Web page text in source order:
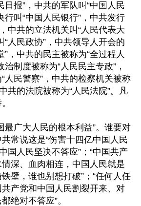
日报”，中共的军队叫“中国人民
行叫“中国人民银行”，中共发行
中共的立法机关叫“人民代表大
“人民政协”，中共领导人开会的
”，中共的民主被称为“全过程人
治制度被称为“人民民主专政”，
人民警察”，中共的检察机关被称
共的法院被称为“人民法院”。凡
最广大人民的根本利益”。谁要对
常说这是“伤害十四亿中国人民
国人民坚决不答应”；“中国共产
深、血肉相连，中国人民就是
壁，谁也别想打破”；“任何人任
产党和中国人民割裂开来、对
绝对不答应”。